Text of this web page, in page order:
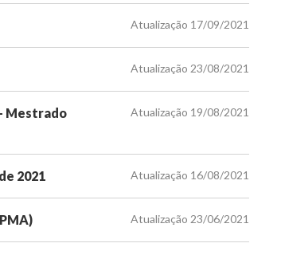
Atualização 17/09/2021
Atualização 23/08/2021
Mestrado
Atualização 19/08/2021
2021 Atualização 16/08/2021
Atualização 23/06/2021